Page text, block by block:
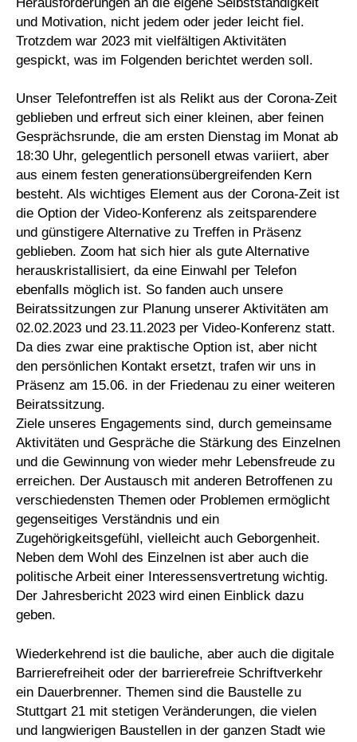
und Motivation, nicht jedem oder jeder leicht fiel.
Trotzdem war 2023 mit vielfältigen Aktivitäten
gespickt, was im Folgenden berichtet werden soll.
Unser Telefontreffen ist als Relikt aus der Corona-Zeit
geblieben und erfreut sich einer kleinen, aber feinen
Gesprächsrunde, die am ersten Dienstag im Monat ab
18:30 Uhr, gelegentlich personell etwas variiert, aber
aus einem festen generationsübergreifenden Kern
besteht. Als wichtiges Element aus der Corona-Zeit ist
die Option der Video-Konferenz als zeitsparendere
und günstigere Alternative zu Treffen in Präsenz
geblieben. Zoom hat sich hier als gute Alternative
herauskristallisiert, da eine Einwahl per Telefon
ebenfalls möglich ist. So fanden auch unsere
Beiratssitzungen zur Planung unserer Aktivitäten am
02.02.2023 und 23.11.2023 per Video-Konferenz statt.
Da dies zwar eine praktische Option ist, aber nicht
den persönlichen Kontakt ersetzt, trafen wir uns in
Präsenz am 15.06. in der Friedenau zu einer weiteren
Beiratssitzung.
Ziele unseres Engagements sind, durch gemeinsame
Aktivitäten und Gespräche die Stärkung des Einzelnen
und die Gewinnung von wieder mehr Lebensfreude zu
erreichen. Der Austausch mit anderen Betroffenen zu
verschiedensten Themen oder Problemen ermöglicht
gegenseitiges Verständnis und ein
Zugehörigkeitsgefühl, vielleicht auch Geborgenheit.
Neben dem Wohl des Einzelnen ist aber auch die
politische Arbeit einer Interessensvertretung wichtig.
Der Jahresbericht 2023 wird einen Einblick dazu
geben.
Wiederkehrend ist die bauliche, aber auch die digitale
Barrierefreiheit oder der barrierefreie Schriftverkehr
ein Dauerbrenner. Themen sind die Baustelle zu
Stuttgart 21 mit stetigen Veränderungen, die vielen
und langwierigen Baustellen in der ganzen Stadt wie